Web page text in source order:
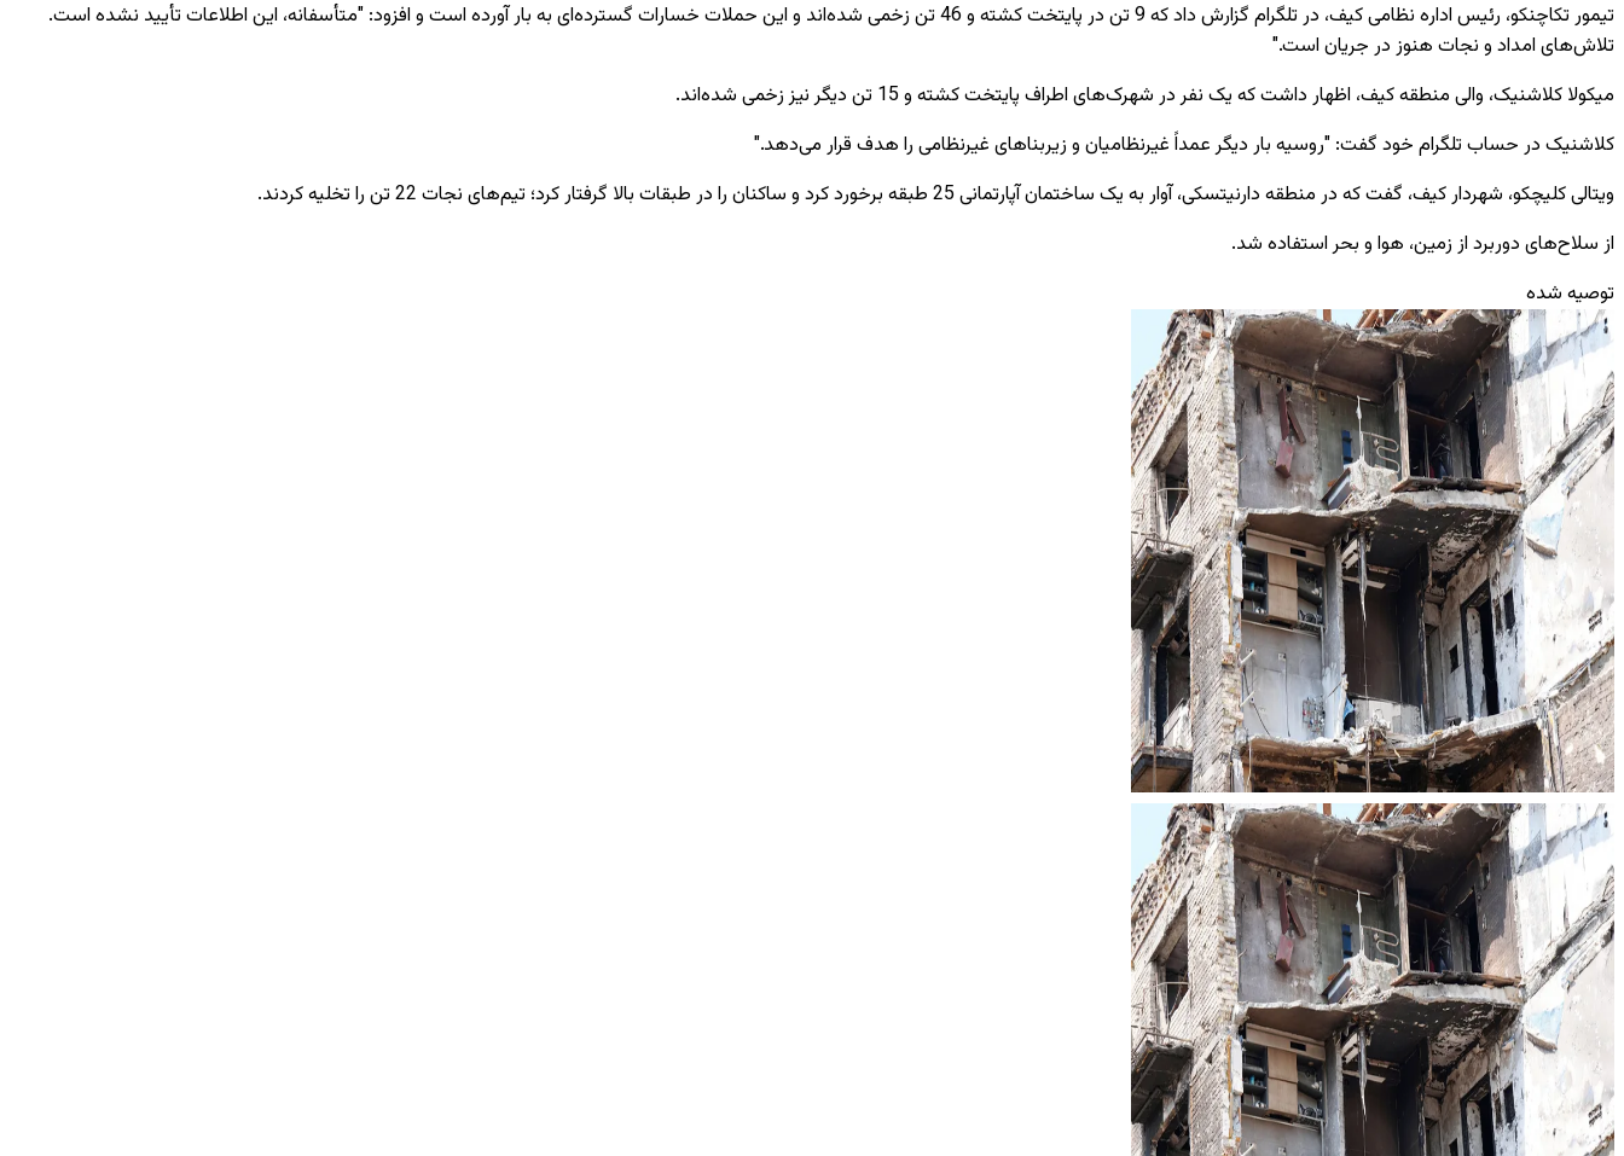
تیمور تکاچنکو، رئیس اداره نظامی کیف، در تلگرام گزارش داد که 9 تن در پایتخت کشته و 46 تن زخمی شده‌اند و این حملات خسارات گسترده‌ای به بار آورده است و افزود: "متأسفانه، این اطلاعات تأیید نشده است.
تلاش‌های امداد و نجات هنوز در جریان است."
میکولا کلاشنیک، والی منطقه کیف، اظهار داشت که یک نفر در شهرک‌های اطراف پایتخت کشته و 15 تن دیگر نیز زخمی شده‌اند.
کلاشنیک در حساب تلگرام خود گفت: "روسیه بار دیگر عمداً غیرنظامیان و زیربنا‌های غیرنظامی را هدف قرار می‌دهد."
ویتالی کلیچکو، شهردار کیف، گفت که در منطقه دارنیتسکی، آوار به یک ساختمان آپارتمانی 25 طبقه برخورد کرد و ساکنان را در طبقات بالا گرفتار کرد؛ تیم‌های نجات 22 تن را تخلیه کردند.
از سلاح‌های دوربرد از زمین، هوا و بحر استفاده شد.
توصیه شده